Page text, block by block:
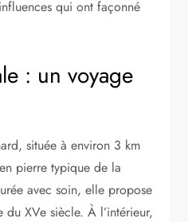
qui ont façonné
: un voyage
située à environ 3 km
pierre typique de la
avec soin, elle propose
du XVe siècle. À l’intérieur,